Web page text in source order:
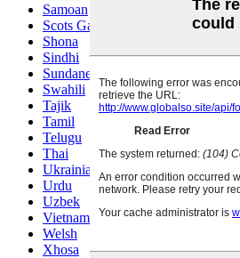
Samoan
Scots Gaelic
Shona
Sindhi
Sundanese
Swahili
Tajik
Tamil
Telugu
Thai
Ukrainian
Urdu
Uzbek
Vietnamese
Welsh
Xhosa